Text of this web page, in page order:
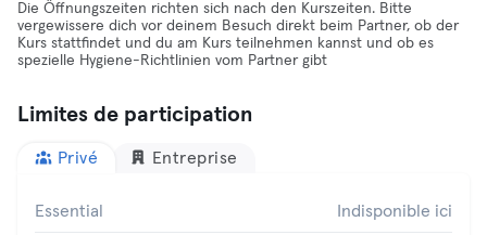
Die Öffnungszeiten richten sich nach den Kurszeiten. Bitte
vergewissere dich vor deinem Besuch direkt beim Partner, ob der
Kurs stattfindet und du am Kurs teilnehmen kannst und ob es
spezielle Hygiene-Richtlinien vom Partner gibt
Limites de participation
Privé Entreprise
Essential Indisponible ici